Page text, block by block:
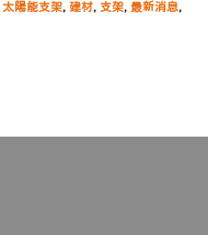
太陽能支架, 建材, 支架, 最新消息,